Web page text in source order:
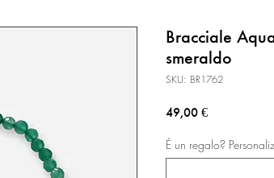
Bracciale
smeraldo
SKU: BR1762
49,00 €Prezzo
É un regalo?